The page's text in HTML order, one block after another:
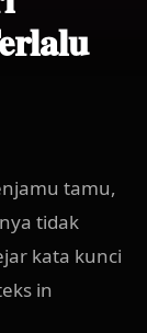
tamu,
tidak
kata kunci
in